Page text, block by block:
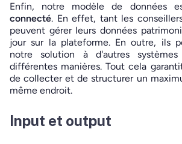
Enfin, notre modèle de données
connecté. En effet, tant les
peuvent gérer leurs données
jour sur la plateforme. En outre, ils
notre solution à d'autres
différentes manières. Tout cela
de collecter et de structurer un
même endroit.
Input et output